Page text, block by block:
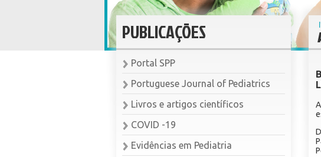
PUBLICAÇÕES
Portal SPP
Portuguese Journal of Pediatrics
Livros e artigos científicos
COVID -19
Evidências em Pediatria